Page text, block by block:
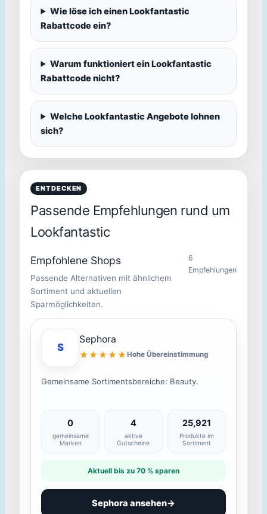
Wie löse ich einen Lookfantastic
Rabattcode ein?
Warum funktioniert ein Lookfantastic
Rabattcode nicht?
Welche Lookfantastic Angebote lohnen
sich?
ENTDECKEN
Passende Empfehlungen rund um
Lookfantastic
Empfohlene Shops
Passende Alternativen mit ähnlichem
Sortiment und aktuellen
Sparmöglichkeiten.
6
Empfehlungen
S
Sephora
★★★★★Hohe Übereinstimmung
Gemeinsame Sortimentsbereiche: Beauty.
0
gemeinsame
Marken
4
aktive
Gutscheine
25,921
Produkte im
Sortiment
Aktuell bis zu 70 % sparen
Sephora ansehen→